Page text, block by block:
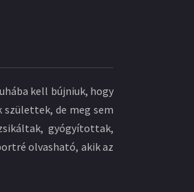
kell bújniuk, hogy
de meg sem
gyógyítottak,
olvasható, akik az